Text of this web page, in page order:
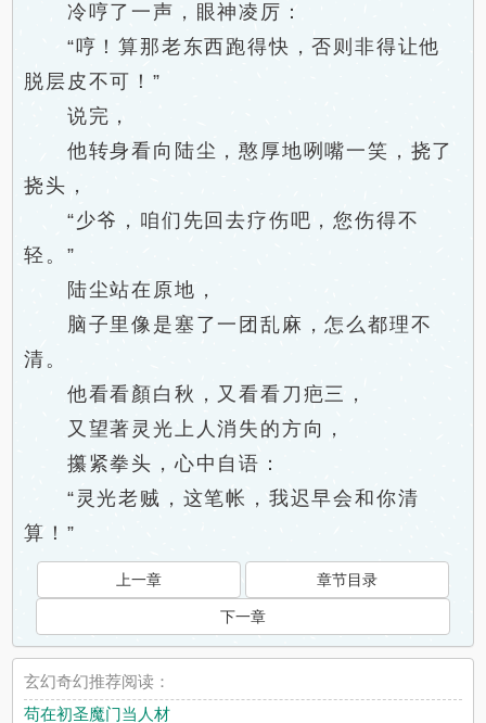
冷哼了一声，眼神凌厉：
“哼！算那老东西跑得快，否则非得让他
脱层皮不可！”
说完，
他转身看向陆尘，憨厚地咧嘴一笑，挠了
挠头，
“少爷，咱们先回去疗伤吧，您伤得不
轻。”
陆尘站在原地，
脑子里像是塞了一团乱麻，怎么都理不
清。
他看看顏白秋，又看看刀疤三，
又望著灵光上人消失的方向，
攥紧拳头，心中自语：
“灵光老贼，这笔帐，我迟早会和你清
算！”
上一章 章节目录
下一章
玄幻奇幻推荐阅读：
苟在初圣魔门当人材